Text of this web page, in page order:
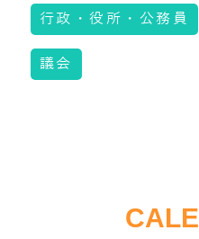
行政・役所・公務員
議会